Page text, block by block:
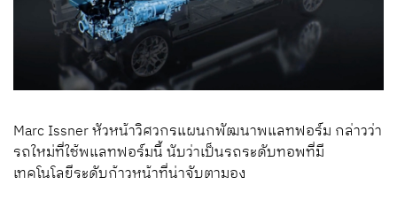
Marc Issnerหัวหน้าวิศวกรแผนกพัฒนาพแลทฟอร์ม กล่าวว่า
รถใหม่ที่ใช้พแลทฟอร์มนี้ นับว่าเป็นรถระดับทอพที่มี
เทคโนโลยีระดับก้าวหน้าที่น่าจับตามอง